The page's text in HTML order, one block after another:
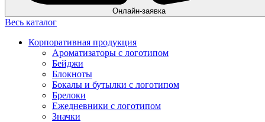
Онлайн-заявка
Весь каталог
Корпоративная продукция
Ароматизаторы с логотипом
Бейджи
Блокноты
Бокалы и бутылки с логотипом
Брелоки
Ежедневники с логотипом
Значки